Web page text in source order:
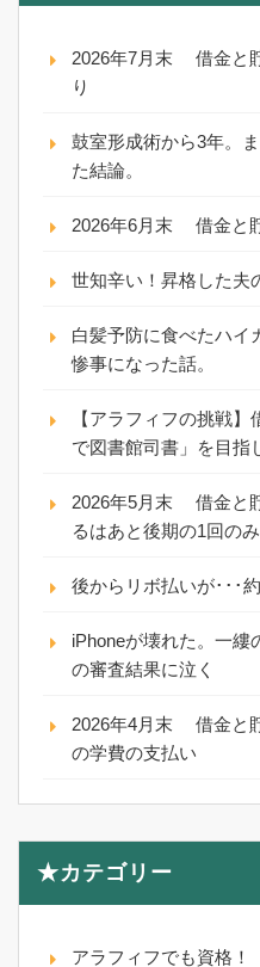
2026年7月末 借金と
り
鼓室形成術から3年。
た結論。
2026年6月末 借金と
世知辛い！昇格した夫
白髪予防に食べたハイ
惨事になった話。
【アラフィフの挑戦
で図書館司書」を目指
2026年5月末 借金と
るはあと後期の1回のみ
後からリボ払いが･･･
iPhoneが壊れた。一縷
の審査結果に泣く
2026年4月末 借金と
の学費の支払い
★カテゴリー
アラフィフでも資格！